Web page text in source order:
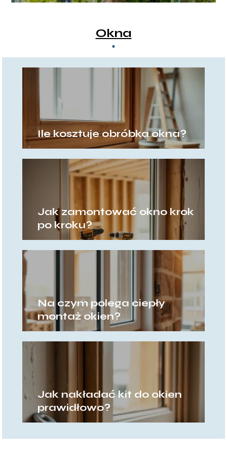
na balkon
Okna
Ile kosztuje obróbka okna?
Jak zamontować okno krok
po kroku?
Na czym polega ciepły
montaż okien?
Jak nakładać kit do okien
prawidłowo?